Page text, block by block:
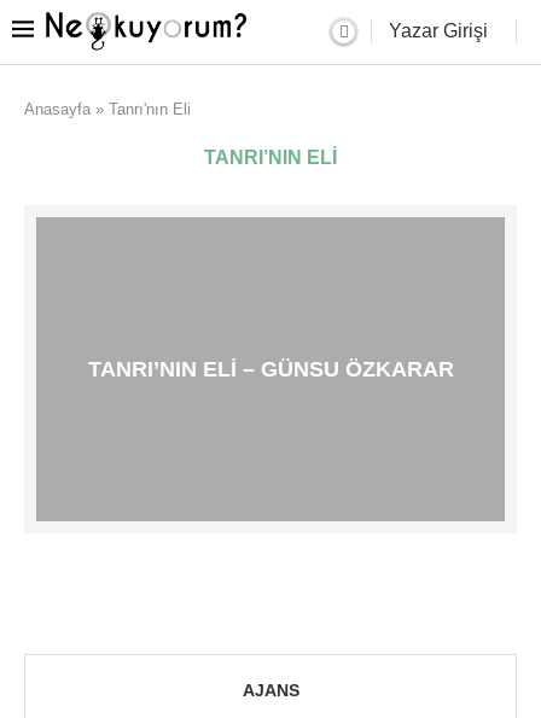
Yazar Girişi
Anasayfa » Tanrı'nın Eli
TANRI’NIN ELI
TANRI’NIN ELI – GÜNSU ÖZKARAR
AJANS